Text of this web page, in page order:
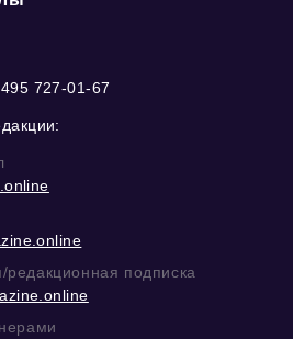
727-01-67
подписка